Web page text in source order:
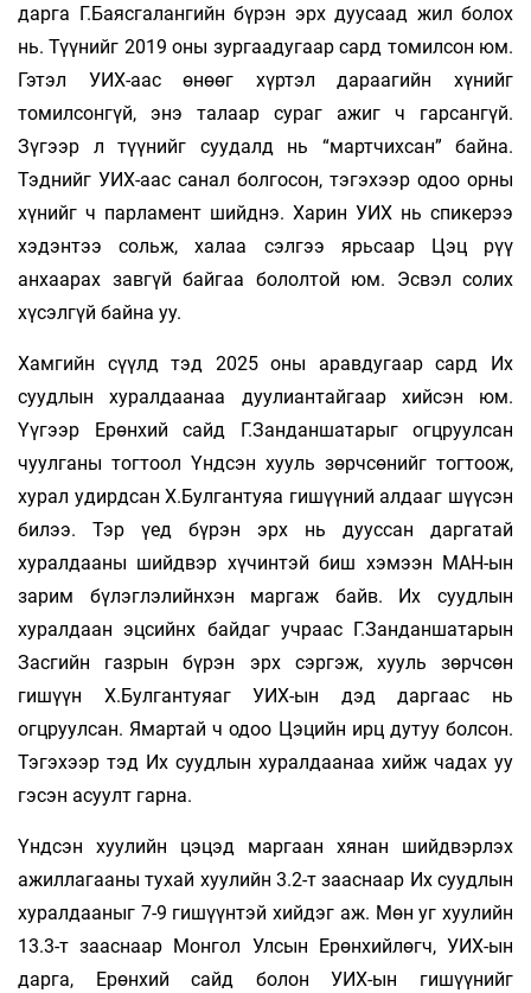
дарга Г.Баясгалангийн бүрэн эрх дуусаад жил болох
нь. Түүнийг 2019 оны зургаадугаар сард томилсон юм.
Гэтэл УИХ-аас өнөөг хүртэл дараагийн хүнийг
томилсонгүй, энэ талаар сураг ажиг ч гарсангүй.
Зүгээр л түүнийг суудалд нь “мартчихсан” байна.
Тэднийг УИХ-аас санал болгосон, тэгэхээр одоо орны
хүнийг ч парламент шийднэ. Харин УИХ нь спикерээ
хэдэнтээ сольж, халаа сэлгээ ярьсаар Цэц рүү
анхаарах завгүй байгаа бололтой юм. Эсвэл солих
хүсэлгүй байна уу.
Хамгийн сүүлд тэд 2025 оны аравдугаар сард Их
суудлын хуралдаанаа дуулиантайгаар хийсэн юм.
Үүгээр Ерөнхий сайд Г.Занданшатарыг огцруулсан
чуулганы тогтоол Үндсэн хууль зөрчсөнийг тогтоож,
хурал удирдсан Х.Булгантуяа гишүүний алдааг шүүсэн
билээ. Тэр үед бүрэн эрх нь дууссан даргатай
хуралдааны шийдвэр хүчинтэй биш хэмээн МАН-ын
зарим бүлэглэлийнхэн маргаж байв. Их суудлын
хуралдаан эцсийнх байдаг учраас Г.Занданшатарын
Засгийн газрын бүрэн эрх сэргэж, хууль зөрчсөн
гишүүн Х.Булгантуяаг УИХ-ын дэд даргаас нь
огцруулсан. Ямартай ч одоо Цэцийн ирц дутуу болсон.
Тэгэхээр тэд Их суудлын хуралдаанаа хийж чадах уу
гэсэн асуулт гарна.
Үндсэн хуулийн цэцэд маргаан хянан шийд­вэрлэх
ажиллагааны тухай хуулийн 3.2-т зааснаар Их суудлын
хуралдааныг 7-9 гишүүнтэй хийдэг аж. Мөн уг хуулийн
13.3-т зааснаар Монгол Улсын Ерөнхийлөгч, УИХ-ын
дарга, Ерөнхий сайд болон УИХ-ын гишүүнийг